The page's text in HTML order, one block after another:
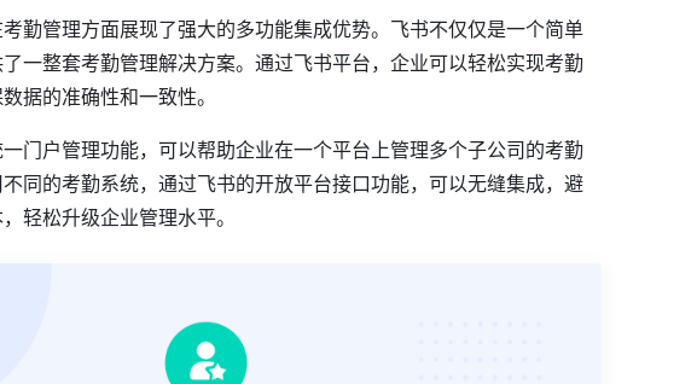
勤管理方面展现了强大的多功能集成优势。飞书不仅仅是一个简单
一整套考勤管理解决方案。通过飞书平台，企业可以轻松实现考勤
据的准确性和一致性。
门户管理功能，可以帮助企业在一个平台上管理多个子公司的考勤
同的考勤系统，通过飞书的开放平台接口功能，可以无缝集成，避
轻松升级企业管理水平。